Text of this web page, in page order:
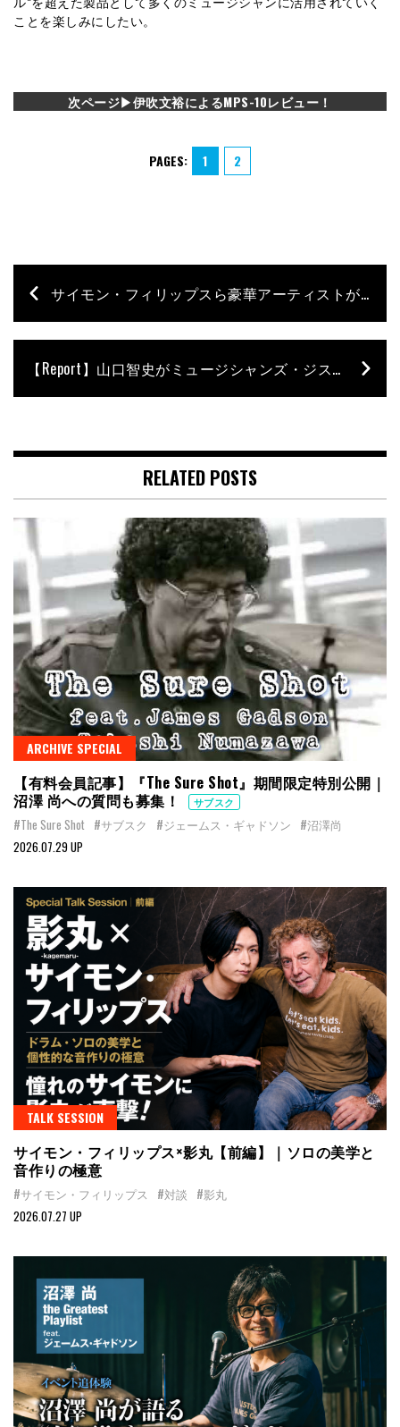
ことを楽しみにしたい。
次ページ▶︎伊吹文裕によるMPS-10レビュー！
PAGES: 1 2
サイモン・フィリップスら豪華アーティストが集結！ TAMA 50th Anniversary Party【Report】
【Report】山口智史がミュージシャンズ・ジストニアの研究成果を発表！〜I第17回国際音楽知覚認知学会―第7回アジア太平洋音楽認知科学会7〜
RELATED POSTS
ARCHIVE SPECIAL
【有料会員記事】『The Sure Shot』期間限定特別公開｜
沼澤 尚への質問も募集！
サブスク
#The Sure Shot #サブスク #ジェームス・ギャドソン #沼澤尚
2026.07.29 UP
TALK SESSION
サイモン・フィリップス×影丸【前編】｜ソロの美学と
音作りの極意
#サイモン・フィリップス #対談 #影丸
2026.07.27 UP